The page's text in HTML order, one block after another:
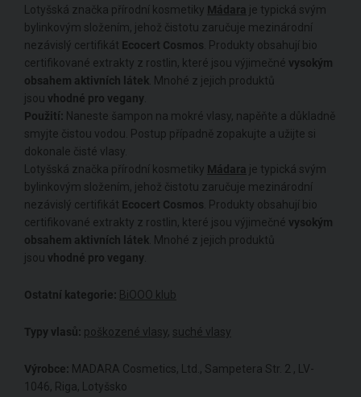
Lotyšská značka přírodní kosmetiky Mádara je typická svým
bylinkovým složením, jehož čistotu zaručuje mezinárodní
nezávislý certifikát Ecocert Cosmos. Produkty obsahují bio
certifikované extrakty z rostlin, které jsou výjimečné vysokým
obsahem aktivních látek. Mnohé z jejich produktů
jsou vhodné pro vegany.
Použití: Naneste šampon na mokré vlasy, napěňte a důkladně
smyjte čistou vodou. Postup případně zopakujte a užijte si
dokonale čisté vlasy.
Lotyšská značka přírodní kosmetiky Mádara je typická svým
bylinkovým složením, jehož čistotu zaručuje mezinárodní
nezávislý certifikát Ecocert Cosmos. Produkty obsahují bio
certifikované extrakty z rostlin, které jsou výjimečné vysokým
obsahem aktivních látek. Mnohé z jejich produktů
jsou vhodné pro vegany.
Ostatní kategorie: BiOOO klub
Typy vlasů: poškozené vlasy, suché vlasy
Výrobce: MADARA Cosmetics, Ltd., Sampetera Str. 2 , LV-
1046, Riga, Lotyšsko